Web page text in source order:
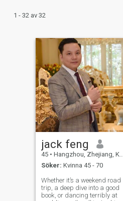
1 - 32 av 32
jack feng
45 • Hangzhou, Zhejiang, Kina
Söker: Kvinna 45 - 70
Whether it’s a weekend road
trip, a deep dive into a good
book, or dancing terribly at